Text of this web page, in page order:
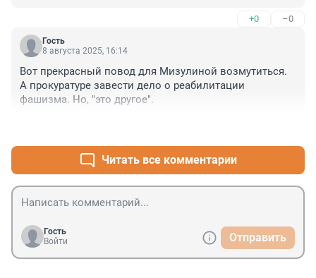
+0 –0
Гость
8 августа 2025, 16:14
Вот прекрасный повод для Мизулиной возмутиться.
А прокуратуре завести дело о реабилитации
фашизма. Но, "это другое".
Читать все комментарии
Гость
Войти
Отправить